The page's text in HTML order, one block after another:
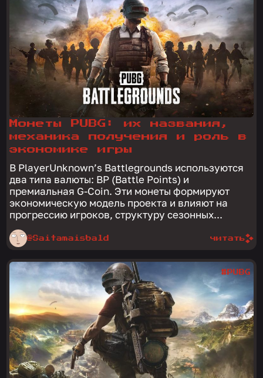
Монеты PUBG: их названия,
механика получения и роль в
экономике игры
В PlayerUnknown’s Battlegrounds используются
два типа валюты: BP (Battle Points) и
премиальная G-Coin. Эти монеты формируют
экономическую модель проекта и влияют на
прогрессию игроков, структуру сезонных...
@Saitamaisbald читать
#PUBG